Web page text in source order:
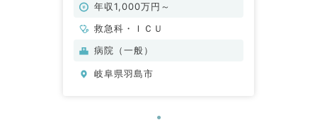
年収1,000万円～
救急科・ＩＣＵ
病院（一般）
岐阜県羽島市